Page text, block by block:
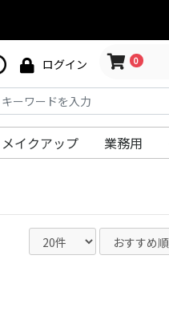
ログイン 0
メイクアップ 業務用